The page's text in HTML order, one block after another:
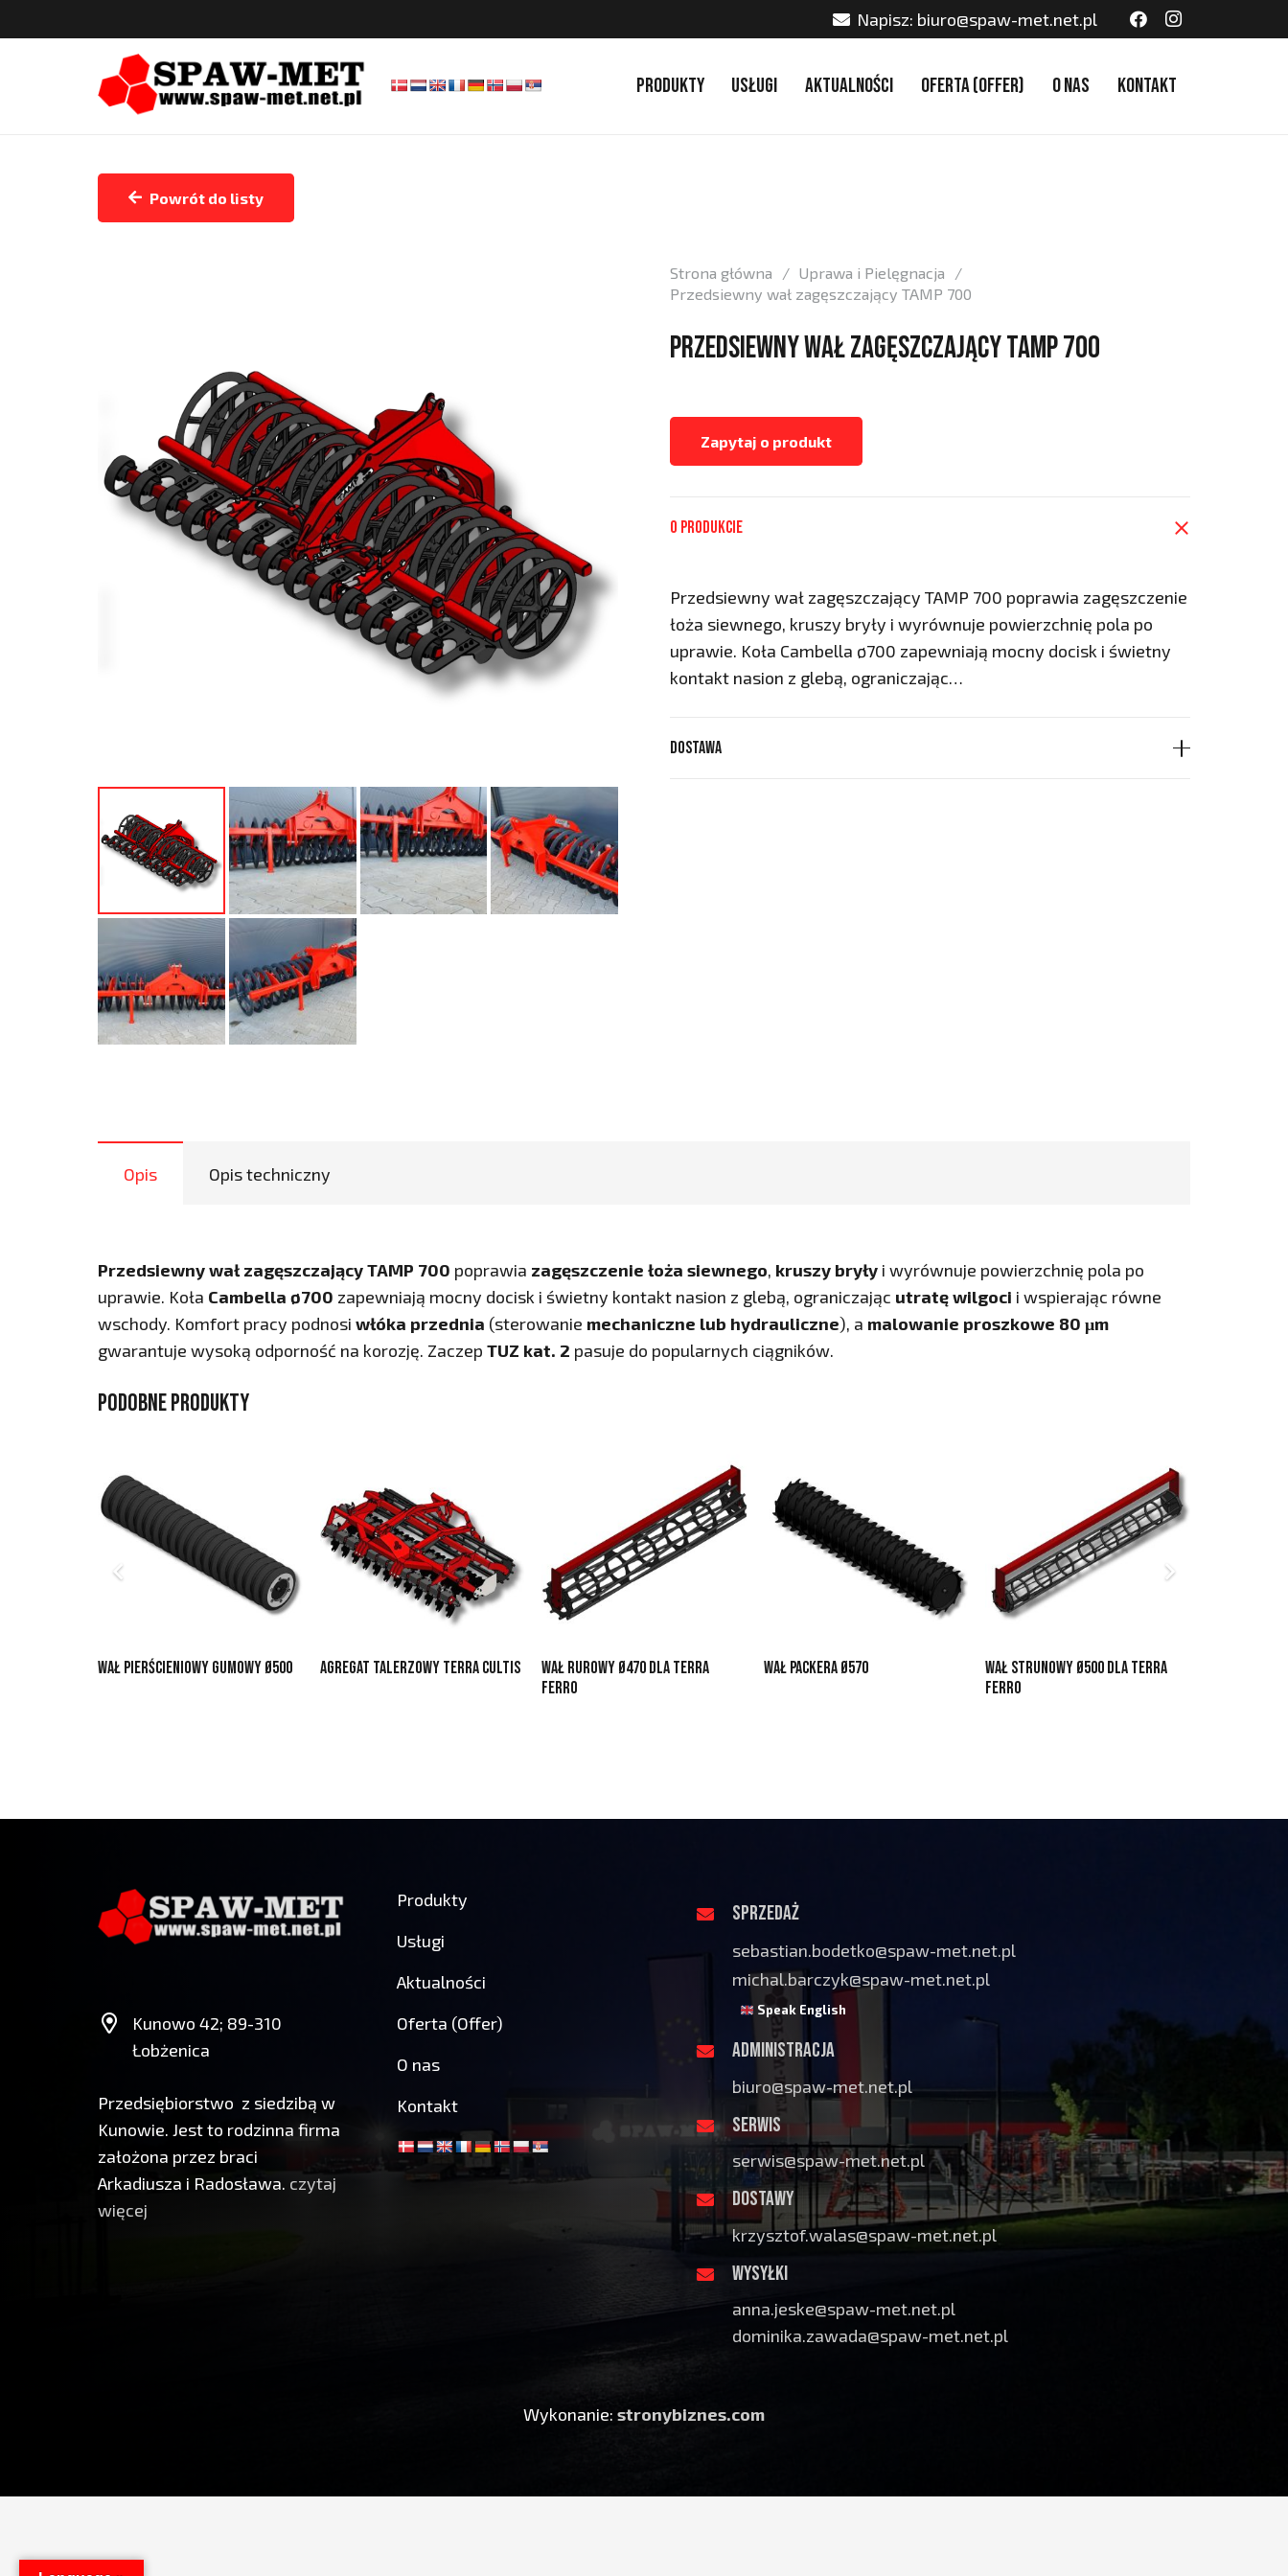
Napisz: biuro@spaw-met.net.pl
Produkty Usługi Aktualności Oferta (Offer) O nas Kontakt
Powrót do listy
Strona główna / Uprawa i Pielęgnacja
/
Przedsiewny wał zagęszczający TAMP 700
Przedsiewny wał zagęszczający TAMP 700
Zapytaj o produkt
O produkcie
Przedsiewny wał zagęszczający TAMP 700 poprawia zagęszczenie
łoża siewnego, kruszy bryły i wyrównuje powierzchnię pola po
uprawie. Koła Cambella ø700 zapewniają mocny docisk i świetny
kontakt nasion z glebą, ograniczając…
Dostawa
Opis Opis techniczny
Przedsiewny wał zagęszczający TAMP 700 poprawia zagęszczenie łoża siewnego, kruszy bryły i wyrównuje powierzchnię pola po
uprawie. Koła Cambella ø700 zapewniają mocny docisk i świetny kontakt nasion z glebą, ograniczając utratę wilgoci i wspierając równe
wschody. Komfort pracy podnosi włóka przednia (sterowanie mechaniczne lub hydrauliczne), a malowanie proszkowe 80 μm
gwarantuje wysoką odporność na korozję. Zaczep TUZ kat. 2 pasuje do popularnych ciągników.
Podobne produkty
Wał pierścieniowy gumowy ø500 Agregat talerzowy TERRA CULTIS
Wał rurowy ø470 dla TERRA
FERRO
Wał Packera ø570
Wał strunowy ø500 dla TERRA
FERRO
Kunowo 42; 89-310
Łobżenica
Przedsiębiorstwo z siedzibą w
Kunowie. Jest to rodzinna firma
założona przez braci
Arkadiusza i Radosława. czytaj
więcej
Produkty
Usługi
Aktualności
Oferta (Offer)
O nas
Kontakt
SPRZEDAŻ
sebastian.bodetko@spaw-met.net.pl
michal.barczyk@spaw-met.net.pl
Speak English
ADMINISTRACJA
biuro@spaw-met.net.pl
SERWIS
serwis@spaw-met.net.pl
DOSTAWY
krzysztof.walas@spaw-met.net.pl
WYSYŁKI
anna.jeske@spaw-met.net.pl
dominika.zawada@spaw-met.net.pl
Wykonanie: stronybiznes.com